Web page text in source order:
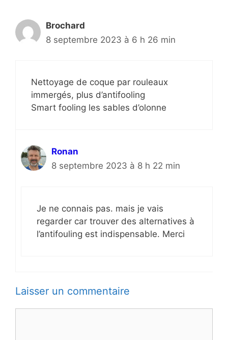
Brochard
8 septembre 2023 à 6 h 26 min
Nettoyage de coque par rouleaux
immergés, plus d’antifooling
Smart fooling les sables d’olonne
Ronan
8 septembre 2023 à 8 h 22 min
Je ne connais pas. mais je vais
regarder car trouver des alternatives à
l’antifouling est indispensable. Merci
Laisser un commentaire